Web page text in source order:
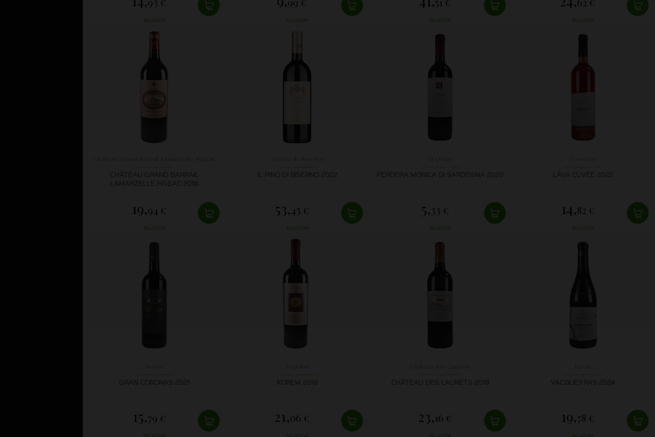
SKLADOM SKLADOM SKLADOM SKLADOM
CHÂTEAU GRAND BARRAIL
LAMARZELLE FIGEAC 2016
19,94 €
SKLADOM
IL PINO DI BISERNO 2022
53,43 €
SKLADOM
PERDERA MONICA DI SARDEGNA 2020
5, 33 €
SKLADOM
LÁVA CUVÉE 2022
14,82 €
SKLADOM
GRAN CORONAS 2021
15,79 €
SKLADOM
KOREM 2018
21,06 €
SKLADOM
CHÂTEAU DES LAURETS 2019
23,16 €
SKLADOM
VACQUEYRAS 2024
19,78 €
SKLADOM